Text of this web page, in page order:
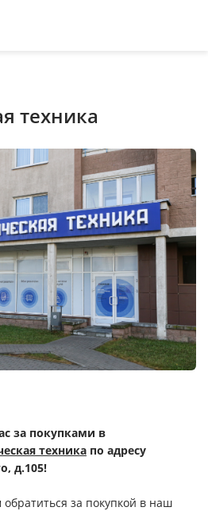
техника
за покупками в
техника по адресу
д.105!
за покупкой в наш